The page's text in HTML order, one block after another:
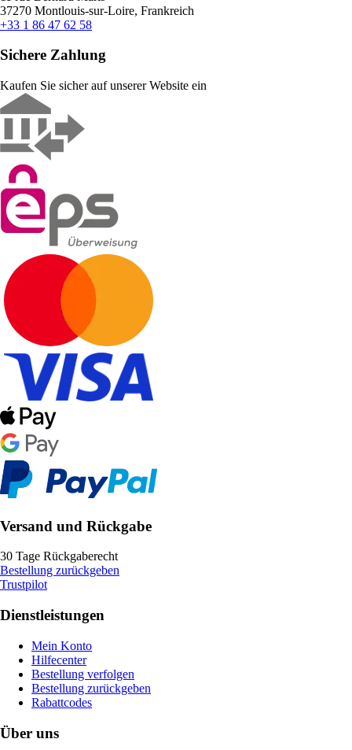
37270 Montlouis-sur-Loire, Frankreich
+33 1 86 47 62 58
Sichere Zahlung
Kaufen Sie sicher auf unserer Website ein
Versand und Rückgabe
30 Tage Rückgaberecht
Bestellung zurückgeben
Trustpilot
Dienstleistungen
Mein Konto
Hilfecenter
Bestellung verfolgen
Bestellung zurückgeben
Rabattcodes
Über uns